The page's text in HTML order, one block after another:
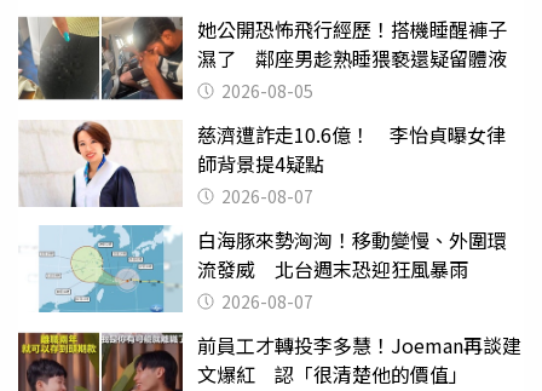
她公開恐怖飛行經歷！搭機睡醒褲子
濕了 鄰座男趁熟睡猥褻還疑留體液
2026-08-05
慈濟遭詐走10.6億！ 李怡貞曝女律
師背景提4疑點
2026-08-07
白海豚來勢洶洶！移動變慢、外圍環
流發威 北台週末恐迎狂風暴雨
2026-08-07
前員工才轉投李多慧！Joeman再談建
文爆紅 認「很清楚他的價值」